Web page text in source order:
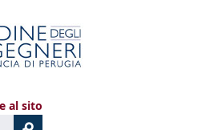
al sito